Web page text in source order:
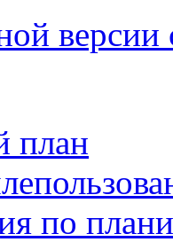
версии
план
по